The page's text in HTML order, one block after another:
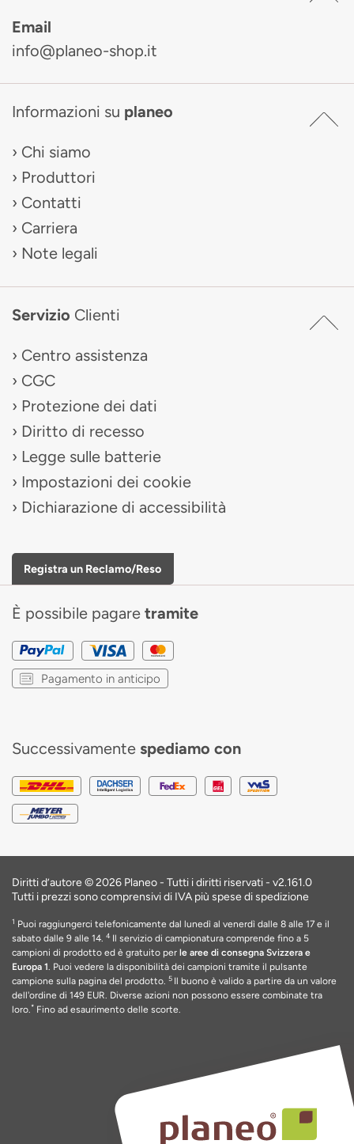
Email
info@planeo-shop.it
Informazioni su planeo
Chi siamo
Produttori
Contatti
Carriera
Note legali
Servizio Clienti
Centro assistenza
CGC
Protezione dei dati
Diritto di recesso
Legge sulle batterie
Impostazioni dei cookie
Dichiarazione di accessibilità
Registra un Reclamo/Reso
È possibile pagare tramite
Pagamento in anticipo
Successivamente spediamo con
Diritti d’autore © 2026 Planeo - Tutti i diritti riservati - v2.161.0
Tutti i prezzi sono comprensivi di IVA più spese di spedizione
1 Puoi raggiungerci telefonicamente dal lunedì al venerdì dalle 8 alle 17 e il
sabato dalle 9 alle 14. 4 Il servizio di campionatura comprende fino a 5
campioni di prodotto ed è gratuito per le aree di consegna Svizzera e
Europa 1. Puoi vedere la disponibilità dei campioni tramite il pulsante
campione sulla pagina del prodotto. 5 Il buono è valido a partire da un valore
dell'ordine di 149 EUR. Diverse azioni non possono essere combinate tra
loro.* Fino ad esaurimento delle scorte.